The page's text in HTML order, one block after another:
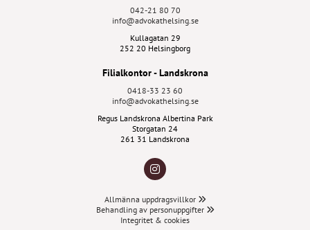
042-21 80 70
info@advokathelsing.se
Kullagatan 29
252 20 Helsingborg
Filialkontor - Landskrona
0418-33 23 60
info@advokathelsing.se
Regus Landskrona Albertina Park
Storgatan 24
261 31 Landskrona
Allmänna uppdragsvillkor 
Behandling av personuppgifter 
Integritet & cookies